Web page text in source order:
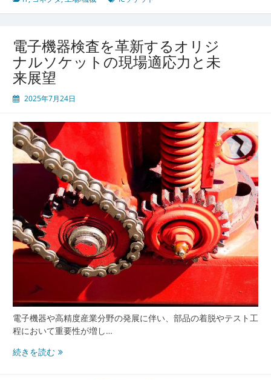
え
コ
ネ
ク
タ
と
IC
ケ
ッ
ト
最
先
端
技
術
が
切
り
拓
来
の
接
環
電子機器検査を革新するオリジ
ナルソケットの現場適応力と未
来展望
2025年7月24日
電子機器や高精度産業分野の発展に伴い、部品の着脱やテスト工
程において重要性が増し…
続きを読む電